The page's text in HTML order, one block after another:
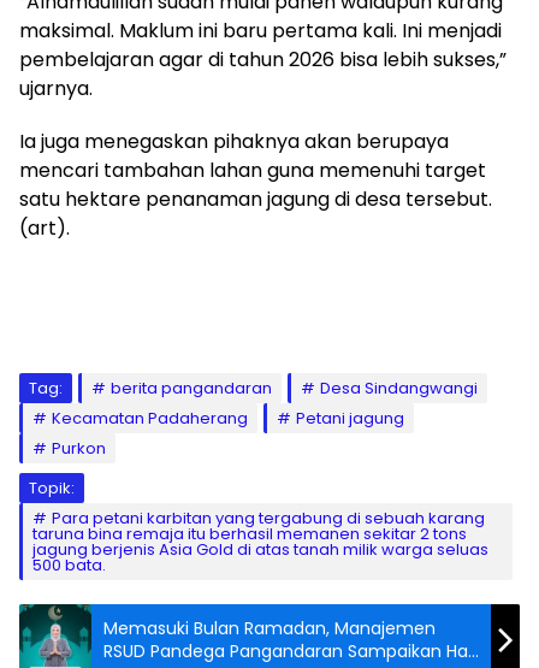
maksimal. Maklum ini baru pertama kali. Ini menjadi
pembelajaran agar di tahun 2026 bisa lebih sukses,”
ujarnya.
‎Ia juga menegaskan pihaknya akan berupaya
mencari tambahan lahan guna memenuhi target
satu hektare penanaman jagung di desa tersebut.
(art).
Tag: berita pangandaran
Desa Sindangwangi
Kecamatan Padaherang
Petani jagung
Purkon
Topik:
‎Para petani karbitan yang tergabung di sebuah karang
taruna bina remaja itu berhasil memanen sekitar 2 tons
jagung berjenis Asia Gold di atas tanah milik warga seluas
500 bata.
Memasuki Bulan Ramadan, Manajemen
RSUD Pandega Pangandaran Sampaikan Hal